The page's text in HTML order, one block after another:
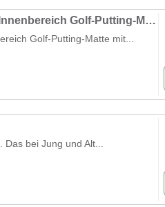
Golf-Putting-Green-Matte 3 m Minigolf Innenbereich Golf-Putting-Matte mit Ballrücklauf 3 Löcher
Golf-Putting-Matte mit...
bei Jung und Alt...